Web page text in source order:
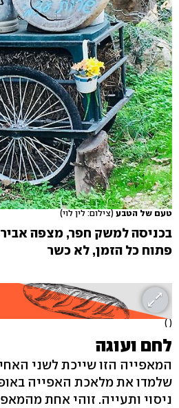
טעם של הטבע (צילום: לין לוי)
פתוח כל הזמן, לא כשר
( )
לחם ועוגה
המאפייה הזו שייכת לשני
שלמדו את מלאכת האפייה
ניסוי ותעייה. זוהי אחת